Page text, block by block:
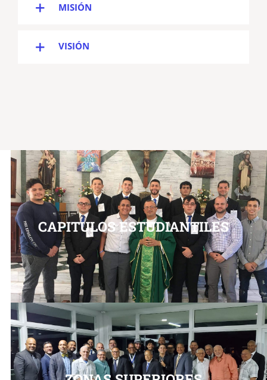
MISIÓN
VISIÓN
CAPITULOS ESTUDIANTILES